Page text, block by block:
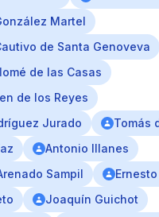
Martel
de Santa Genoveva
de las Casas
de los Reyes
Jurado
Tomás
Antonio Illanes
Sampil
Joaquín Guichot